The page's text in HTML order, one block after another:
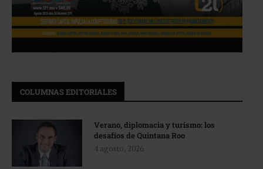
COLUMNAS EDITORIALES
Verano, diplomacia y turismo: los
desafíos de Quintana Roo
4 agosto, 2026